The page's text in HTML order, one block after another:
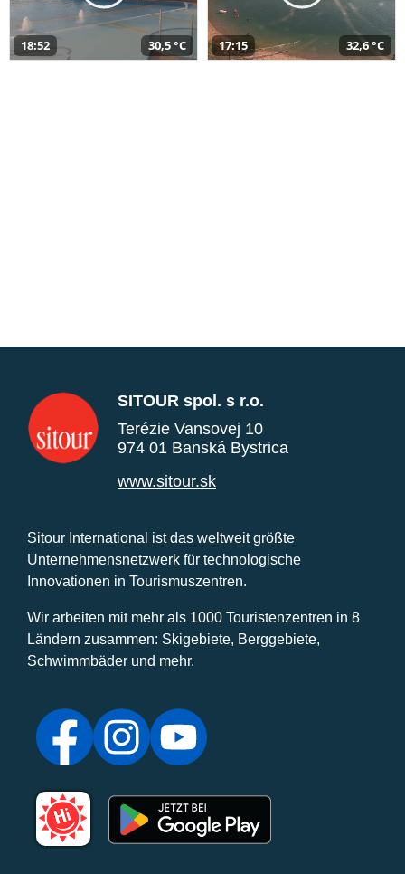
18:52 30,5 °C 17:15 32,6 °C
SITOUR spol. s r.o.
Terézie Vansovej 10
974 01 Banská Bystrica
www.sitour.sk
Sitour International ist das weltweit größte
Unternehmensnetzwerk für technologische
Innovationen in Tourismuszentren.
Wir arbeiten mit mehr als 1000 Touristenzentren in 8
Ländern zusammen: Skigebiete, Berggebiete,
Schwimmbäder und mehr.